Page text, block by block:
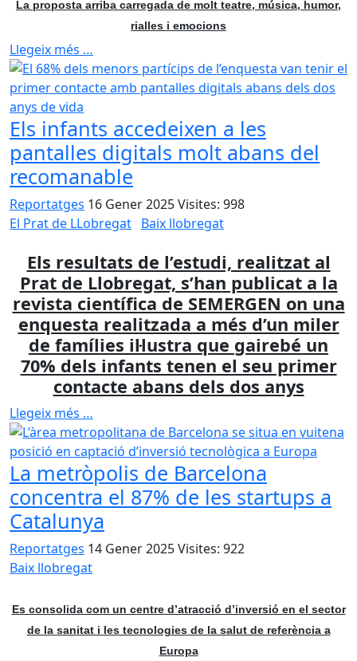
La proposta arriba carregada de molt teatre, música, humor,
rialles i emocions
Llegeix més …
Els infants accedeixen a les
pantalles digitals molt abans del
recomanable
Reportatges 16 Gener 2025Visites: 998
El Prat de LLobregat Baix llobregat
Els resultats de l’estudi, realitzat al
Prat de Llobregat, s’han publicat a la
revista científica de SEMERGEN on una
enquesta realitzada a més d’un miler
de famílies il·lustra que gairebé un
70% dels infants tenen el seu primer
contacte abans dels dos anys
Llegeix més …
La metròpolis de Barcelona
concentra el 87% de les startups a
Catalunya
Reportatges 14 Gener 2025Visites: 922
Baix llobregat
Es consolida com un centre d’atracció d’inversió en el sector
de la sanitat i les tecnologies de la salut de referència a
Europa